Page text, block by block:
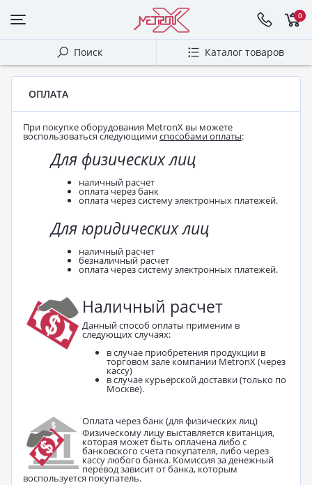
0
Поиск Каталог товаров
ОПЛАТА
При покупке оборудования MetronX вы можете
воспользоваться следующимиспособами оплаты:
Для физических лиц
наличный расчет
оплата через банк
оплата через систему электронных платежей.
Для юридических лиц
наличный расчет
безналичный расчет
оплата через систему электронных платежей.
Наличный расчет
Данный способ оплаты применим в
следующих случаях:
в случае приобретения продукции в
торговом зале компании MetronX (через
кассу)
в случае курьерской доставки (только по
Москве).
Оплата через банк (для физических лиц)
Физическому лицу выставляется квитанция,
которая может быть оплачена либо с
банковского счета покупателя, либо через
кассу любого банка. Комиссия за денежный
перевод зависит от банка, которым
воспользуется покупатель.